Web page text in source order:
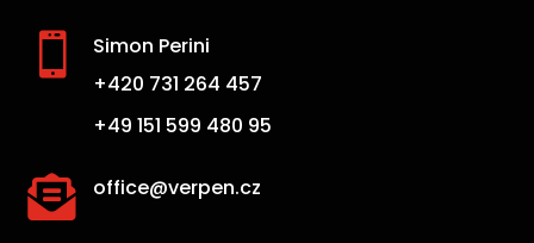

Simon Perini
+420 731 264 457
+49 151 599 480 95
 office@verpen.cz